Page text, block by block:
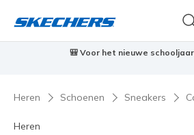
🎒 Voor het nieuwe schooljaar:SHOP NU
Heren Schoenen Sneakers
Heren